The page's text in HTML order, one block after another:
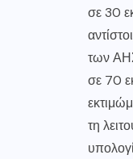
σε 30
των
σε 70
τη